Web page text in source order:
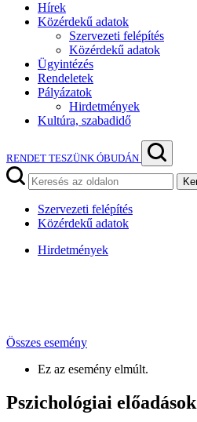
Hírek
Közérdekű adatok
Szervezeti felépítés
Közérdekű adatok
Ügyintézés
Rendeletek
Pályázatok
Hirdetmények
Kultúra, szabadidő
RENDET TESZÜNK ÓBUDÁN
Szervezeti felépítés
Közérdekű adatok
Hirdetmények
Összes esemény
Ez az esemény elmúlt.
Pszichológiai